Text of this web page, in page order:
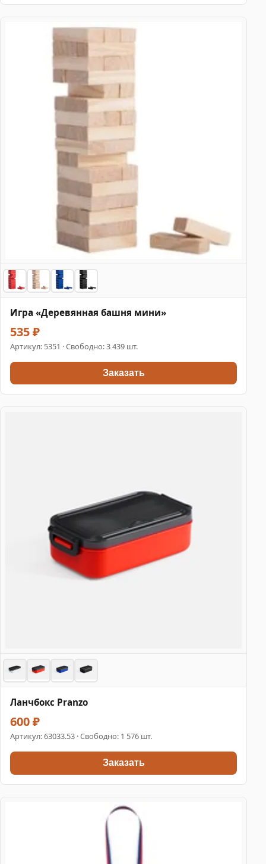
Игра «Деревянная башня мини»
535 ₽
Артикул: 5351 · Свободно: 3 439 шт.
Заказать
Ланчбокс Pranzo
600 ₽
Артикул:63033.53 · Свободно: 1 576 шт.
Заказать